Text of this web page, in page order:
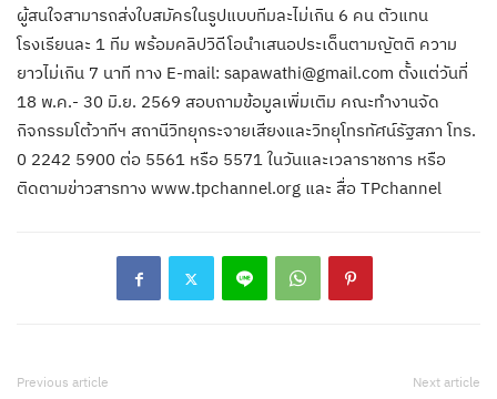
ผู้สนใจสามารถส่งใบสมัครในรูปแบบทีมละไม่เกิน 6 คน ตัวแทน
โรงเรียนละ 1 ทีม พร้อมคลิปวิดีโอนำเสนอประเด็นตามญัตติ ความ
ยาวไม่เกิน 7 นาที ทาง E-mail: sapawathi@gmail.com ตั้งแต่วันที่
18 พ.ค.- 30 มิ.ย. 2569 สอบถามข้อมูลเพิ่มเติม คณะทำงานจัด
กิจกรรมโต้วาทีฯ สถานีวิทยุกระจายเสียงและวิทยุโทรทัศน์รัฐสภา โทร.
0 2242 5900 ต่อ 5561 หรือ 5571 ในวันและเวลาราชการ หรือ
ติดตามข่าวสารทาง www.tpchannel.org และ สื่อ TPchannel
Previous article Next article